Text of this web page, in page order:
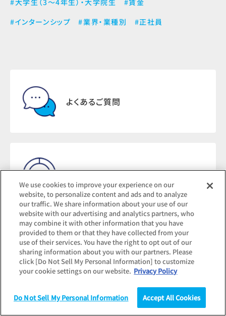
統計（データ） コラム
#大学生（3～4年生）・大学院生
#賃金
#インターンシップ
#業界・業種別 #正社員
よくあるご質問
調査結果のお問い合わせ
記事転載・報道関連の
お問い合わせ
We use cookies to improve your experience on our
website, to personalize content and ads and to analyze
our traffic. We share information about your use of our
website with our advertising and analytics partners, who
may combine it with other information that you have
provided to them or that they have collected from your
use of their services. You have the right to opt out of our
sharing information about you with our partners. Please
click [Do Not Sell My Personal Information] to customize
your cookie settings on our website. Privacy Policy
Do Not Sell My Personal Information Accept All Cookies